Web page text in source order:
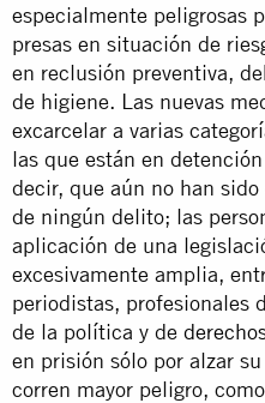
especialmente peligrosas
presas en situación de
en reclusión preventiva,
de higiene. Las nuevas
excarcelar a varias
las que están en
decir, que aún no han
de ningún delito; las
aplicación de una
excesivamente amplia,
periodistas, profesionales
de la política y de
en prisión sólo por alzar
corren mayor peligro,